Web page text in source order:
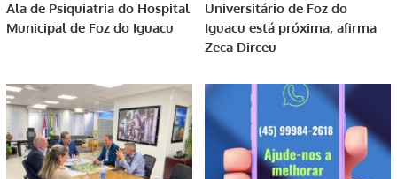
Ala de Psiquiatria do Hospital
Municipal de Foz do Iguaçu
Universitário de Foz do
Iguaçu está próxima, afirma
Zeca Dirceu